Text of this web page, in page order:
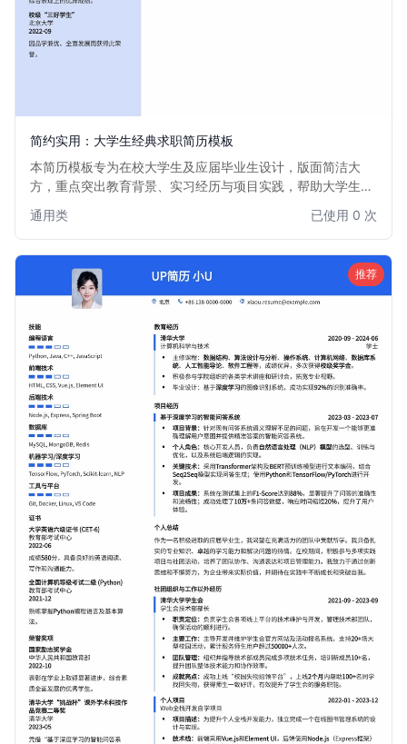
简约实用：大学生经典求职简历模板
本简历模板专为在校大学生及应届毕业生设计，版面简洁大
方，重点突出教育背景、实习经历与项目实践，帮助大学生清
和职位，尤其适合首次求职或实习的大学毕业生。
通用类 已使用 0 次
推荐